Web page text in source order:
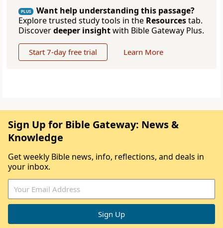
PLUS
Want help understanding this passage?
Explore trusted study tools in the Resourcestab.
Discoverdeeper insightwith Bible Gateway Plus.
Start 7-day free trial Learn More
Sign Up for Bible Gateway: News &
Knowledge
Get weekly Bible news, info, reflections, and deals in
your inbox.